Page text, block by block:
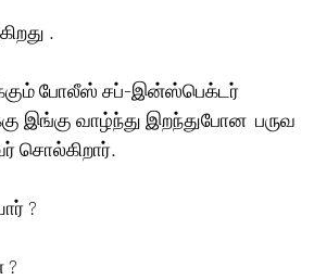
.
போலீஸ் சப்-இன்ஸ்பெக்டர்
இங்கு வாழ்ந்து இறந்துபோன  பருவ
சொல்கிறார்.
?
?